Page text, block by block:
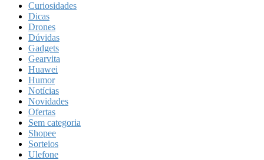
Curiosidades
Dicas
Drones
Dúvidas
Gadgets
Gearvita
Huawei
Humor
Notícias
Novidades
Ofertas
Sem categoria
Shopee
Sorteios
Ulefone